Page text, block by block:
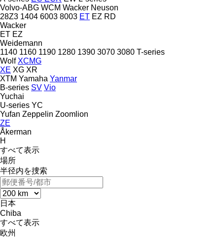
Volvo-ABG WCM Wacker Neuson
28Z3 1404 6003 8003 ET EZ RD
Wacker
ET EZ
Weidemann
1140 1160 1190 1280 1390 3070 3080 T-series
Wolf XCMG
XE XG XR
XTM Yamaha Yanmar
B-series SV Vio
Yuchai
U-series YC
Yufan Zeppelin Zoomlion
ZE
Åkerman
H
すべて表示
場所
半径内を捜索
日本
Chiba
すべて表示
欧州